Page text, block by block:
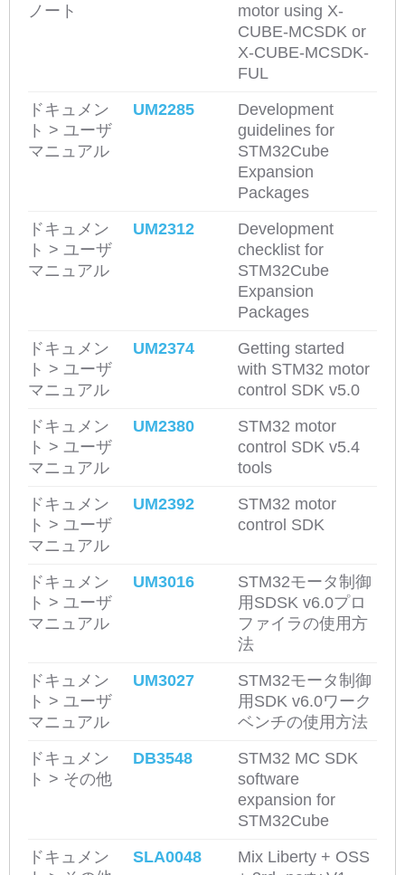
ノート
motor using X-
CUBE-MCSDK or
X-CUBE-MCSDK-
FUL
ドキュメン
ト > ユーザ
マニュアル
UM2285
Development
guidelines for
STM32Cube
Expansion
Packages
ドキュメン
ト > ユーザ
マニュアル
UM2312
Development
checklist for
STM32Cube
Expansion
Packages
ドキュメン
ト > ユーザ
マニュアル
UM2374
Getting started
with STM32 motor
control SDK v5.0
ドキュメン
ト > ユーザ
マニュアル
UM2380
STM32 motor
control SDK v5.4
tools
ドキュメン
ト > ユーザ
マニュアル
UM2392
STM32 motor
control SDK
ドキュメン
ト > ユーザ
マニュアル
UM3016
STM32モータ制御
用SDSK v6.0プロ
ファイラの使用方
法
ドキュメン
ト > ユーザ
マニュアル
UM3027
STM32モータ制御
用SDK v6.0ワーク
ベンチの使用方法
ドキュメン
ト > その他
DB3548
STM32 MC SDK
software
expansion for
STM32Cube
ドキュメン
SLA0048
Mix Liberty + OSS